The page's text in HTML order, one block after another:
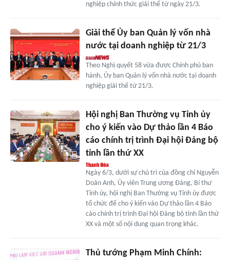
nghiệp chính thức giải thể từ ngày 21/3.
Giải thể Ủy ban Quản lý vốn nhà
nước tại doanh nghiệp từ 21/3
Theo Nghị quyết 58 vừa được Chính phủ ban
hành, Ủy ban Quản lý vốn nhà nước tại doanh
nghiệp giải thể từ 21/3.
Hội nghị Ban Thường vụ Tỉnh ủy
cho ý kiến vào Dự thảo lần 4 Báo
cáo chính trị trình Đại hội Đảng bộ
tỉnh lần thứ XX
Ngày 6/3, dưới sự chủ trì của đồng chí Nguyễn
Doãn Anh, Ủy viên Trung ương Đảng, Bí thư
Tỉnh ủy, hội nghị Ban Thường vụ Tỉnh ủy được
tổ chức để cho ý kiến vào Dự thảo lần 4 Báo
cáo chính trị trình Đại hội Đảng bộ tỉnh lần thứ
XX và một số nội dung quan trọng khác.
Thủ tướng Phạm Minh Chính: